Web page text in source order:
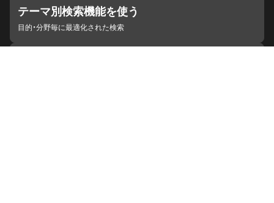
テーマ別検索機能を使う
目的・分野毎に最適化された検索